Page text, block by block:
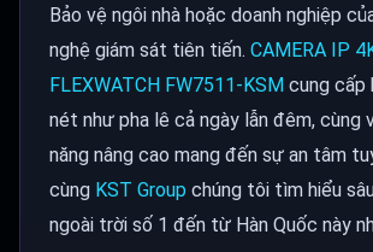
Bảo vệ ngôi nhà hoặc doanh nghiệp
nghệ giám sát tiên tiến. CAMERA IP
FLEXWATCH FW7511-KSM cung cấp
nét như pha lê cả ngày lẫn đêm, cùng
năng nâng cao mang đến sự an tâm
cùng KST Group chúng tôi tìm hiểu
ngoài trời số 1 đến từ Hàn Quốc này